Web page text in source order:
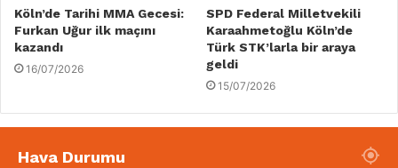
Köln’de Tarihi MMA Gecesi:
Furkan Uğur ilk maçını
kazandı
16/07/2026
SPD Federal Milletvekili
Karaahmetoğlu Köln’de
Türk STK’larla bir araya
geldi
15/07/2026
Hava Durumu